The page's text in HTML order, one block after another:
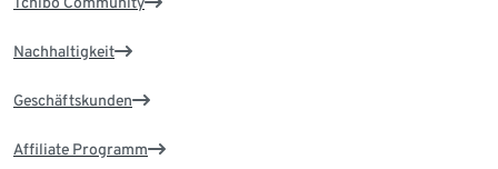
Nachhaltigkeit
Geschäftskunden
Affiliate Programm